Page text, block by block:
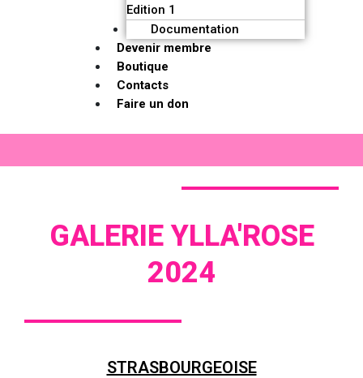
Edition 1
Documentation
Devenir membre
Boutique
Contacts
Faire un don
GALERIE YLLA'ROSE
2024
STRASBOURGEOISE